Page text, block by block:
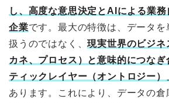
し、高度な意思決定とAIによる業
企業です。最大の特徴は、データを
扱うのではなく、現実世界のビジネ
カネ、プロセス）と意味的につな
ティックレイヤー（オントロジー）
あります。これにより、データの倉